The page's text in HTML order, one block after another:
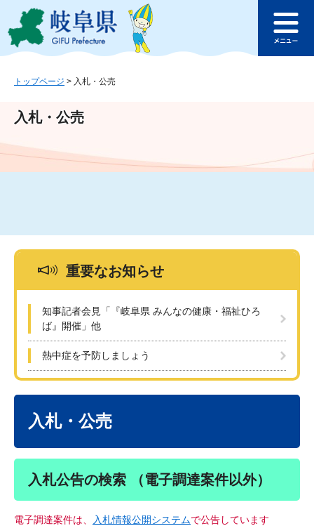
ジ
ュ
文
このページの本文へ
ュ
トップページ > 入札・公売
入札・公売
重要なお知らせ
知事記者会見「『岐阜県 みんなの健康・福祉ひろ
ば』開催」他
熱中症を予防しましょう
入札・公売
入札公告の検索 （電子調達案件以外）
電子調達案件は、 入札情報公開システムで公告しています